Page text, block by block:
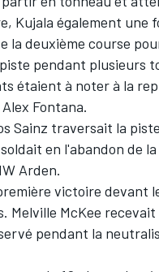
Kujala également une
la deuxième course
pendant plusieurs
étaient à noter à la
Fontana.
Sainz traversait la
en l'abandon de
Arden.
victoire devant
Melville McKee
pendant la